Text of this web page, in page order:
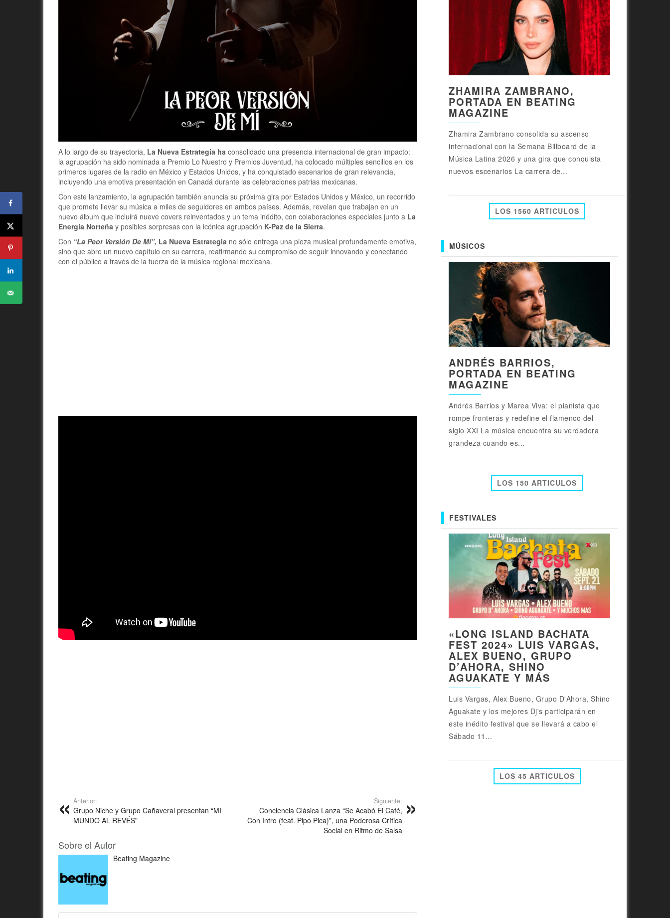
A lo largo de su trayectoria, La Nueva Estrategia ha consolidado una presencia internacional de gran impacto:
la agrupación ha sido nominada a Premio Lo Nuestro y Premios Juventud, ha colocado múltiples sencillos en los
primeros lugares de la radio en México y Estados Unidos, y ha conquistado escenarios de gran relevancia,
incluyendo una emotiva presentación en Canadá durante las celebraciones patrias mexicanas.
Con este lanzamiento, la agrupación también anuncia su próxima gira por Estados Unidos y México, un recorrido
que promete llevar su música a miles de seguidores en ambos países. Además, revelan que trabajan en un
nuevo álbum que incluirá nueve covers reinventados y un tema inédito, con colaboraciones especiales junto a La
Energía Norteña y posibles sorpresas con la icónica agrupación K-Paz de la Sierra.
Con “La Peor Versión De Mí”, La Nueva Estrategia no sólo entrega una pieza musical profundamente emotiva,
sino que abre un nuevo capítulo en su carrera, reafirmando su compromiso de seguir innovando y conectando
con el público a través de la fuerza de la música regional mexicana.
Anterior:
Grupo Niche y Grupo Cañaveral presentan “MI
MUNDO AL REVÉS”
Siguiente:
Conciencia Clásica Lanza “Se Acabó El Café,
Con Intro (feat. Pipo Pica)”, una Poderosa Crítica
Social en Ritmo de Salsa
Sobre el Autor
Beating Magazine
ZHAMIRA ZAMBRANO,
PORTADA EN BEATING
MAGAZINE
Zhamira Zambrano consolida su ascenso
internacional con la Semana Billboard de la
Música Latina 2026 y una gira que conquista
nuevos escenarios La carrera de...
LOS 1560 ARTICULOS
MÚSICOS
ANDRÉS BARRIOS,
PORTADA EN BEATING
MAGAZINE
Andrés Barrios y Marea Viva: el pianista que
rompe fronteras y redefine el flamenco del
siglo XXI La música encuentra su verdadera
grandeza cuando es...
LOS 150 ARTICULOS
FESTIVALES
«LONG ISLAND BACHATA
FEST 2024» LUIS VARGAS,
ALEX BUENO, GRUPO
D’AHORA, SHINO
AGUAKATE Y MÁS
Luis Vargas, Alex Bueno, Grupo D'Ahora, Shino
Aguakate y los mejores Dj's participarán en
este inédito festival que se llevará a cabo el
Sábado 11...
LOS 45 ARTICULOS